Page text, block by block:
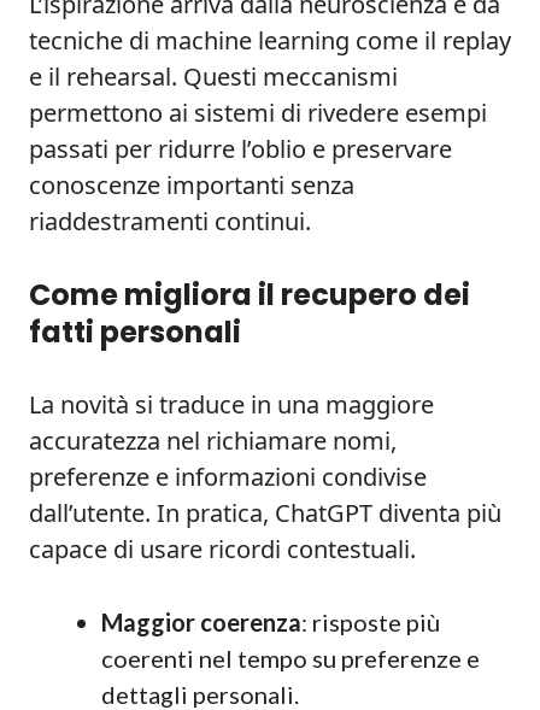
tecniche di machine learning come il replay
e il rehearsal. Questi meccanismi
permettono ai sistemi di rivedere esempi
passati per ridurre l’oblio e preservare
conoscenze importanti senza
riaddestramenti continui.
Come migliora il recupero dei
fatti personali
La novità si traduce in una maggiore
accuratezza nel richiamare nomi,
preferenze e informazioni condivise
dall’utente. In pratica, ChatGPT diventa più
capace di usare ricordi contestuali.
Maggior coerenza: risposte più
coerenti nel tempo su preferenze e
dettagli personali.